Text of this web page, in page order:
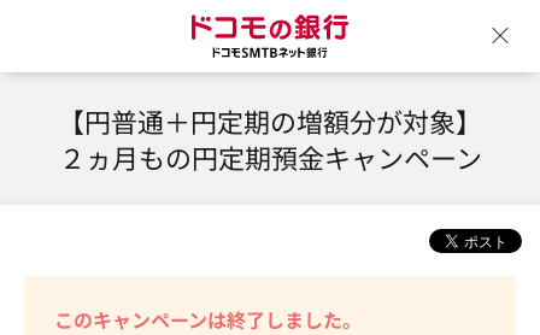
【円普通＋円定期の増額分が対象】
２ヵ月もの円定期預金キャンペーン
このキャンペーンは終了しました。